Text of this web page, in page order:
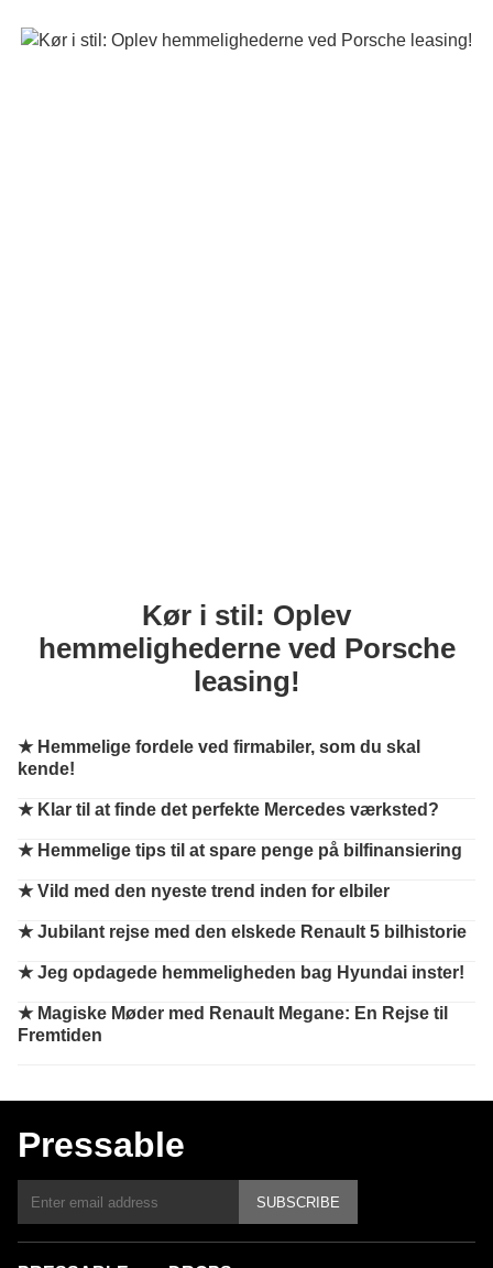
Kør i stil: Oplev
hemmelighederne ved Porsche
leasing!
★ Hemmelige fordele ved firmabiler, som du skal
kende!
★ Klar til at finde det perfekte Mercedes værksted?
★ Hemmelige tips til at spare penge på bilfinansiering
★Vild med den nyeste trend inden for elbiler
★Jubilant rejse med den elskede Renault 5 bilhistorie
★Jeg opdagede hemmeligheden bag Hyundai inster!
★ Magiske Møder med Renault Megane: En Rejse til
Fremtiden
Pressable
SUBSCRIBE